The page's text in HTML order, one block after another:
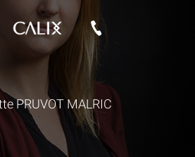
PRUVOT MALRIC